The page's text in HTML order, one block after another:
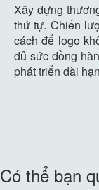
Xây dựng
thứ tự. Chiến
cách để logo
đủ sức đồng
phát triển dài
Có thể bạn